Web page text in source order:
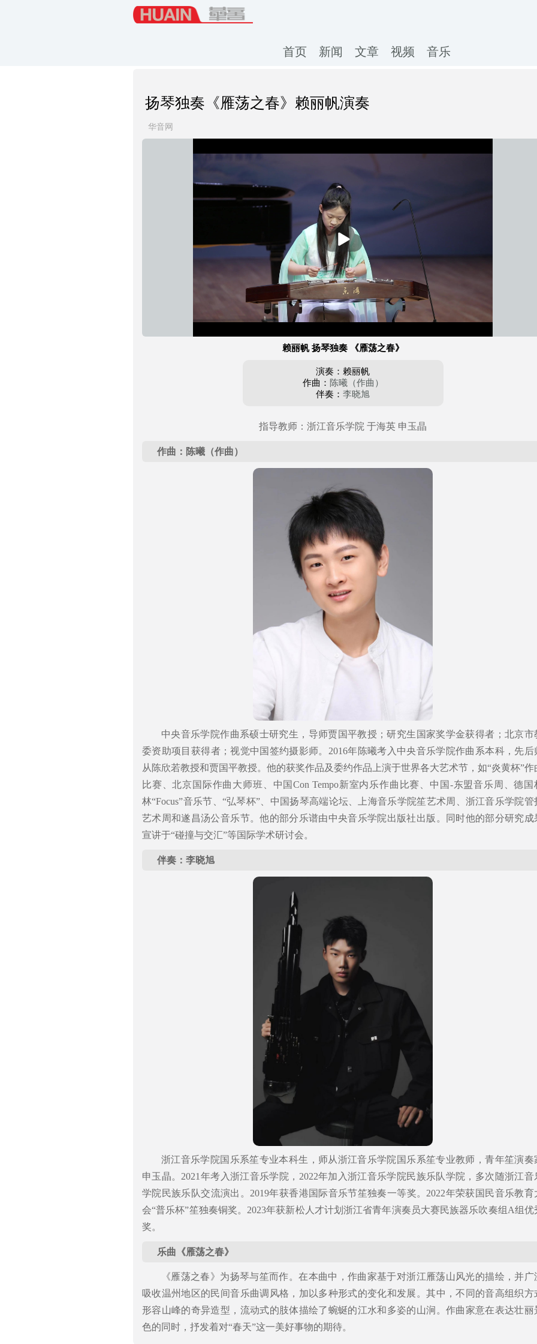
首页 新闻 文章 视频 音乐
扬琴独奏《雁荡之春》赖丽帆演奏
华音网
播
放
赖丽帆 扬琴独奏 《雁荡之春》
演奏：赖丽帆
作曲： 陈曦（作曲）
伴奏： 李晓旭
指导教师：浙江音乐学院 于海英 申玉晶
作曲：陈曦（作曲）
中央音乐学院作曲系硕士研究生，导师贾国平教授；研究生国家奖学金获得者；北京市
委资助项目获得者；视觉中国签约摄影师。2016年陈曦考入中央音乐学院作曲系本科，先后
从陈欣若教授和贾国平教授。他的获奖作品及委约作品上演于世界各大艺术节，如“炎黄杯”作
比赛、北京国际作曲大师班、中国Con Tempo新室内乐作曲比赛、中国-东盟音乐周、德国
林“Focus”音乐节、“弘琴杯”、中国扬琴高端论坛、上海音乐学院笙艺术周、浙江音乐学院管
艺术周和遂昌汤公音乐节。他的部分乐谱由中央音乐学院出版社出版。同时他的部分研究成
宣讲于“碰撞与交汇”等国际学术研讨会。
伴奏：李晓旭
浙江音乐学院国乐系笙专业本科生，师从浙江音乐学院国乐系笙专业教师，青年笙演奏
申玉晶。2021年考入浙江音乐学院，2022年加入浙江音乐学院民族乐队学院，多次随浙江音
学院民族乐队交流演出。2019年获香港国际音乐节笙独奏一等奖。2022年荣获国民音乐教育
会“普乐杯”笙独奏铜奖。2023年获新松人才计划浙江省青年演奏员大赛民族器乐吹奏组A组优
奖。
乐曲《雁荡之春》
《雁荡之春》为扬琴与笙而作。在本曲中，作曲家基于对浙江雁荡山风光的描绘，并广
吸收温州地区的民间音乐曲调风格，加以多种形式的变化和发展。其中，不同的音高组织方
形容山峰的奇异造型，流动式的肢体描绘了蜿蜒的江水和多姿的山涧。作曲家意在表达壮丽
色的同时，抒发着对“春天”这一美好事物的期待。